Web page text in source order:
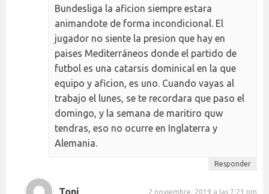
Bundesliga la aficion siempre estara
animandote de forma incondicional. El
jugador no siente la presion que hay en
paises Mediterráneos donde el partido de
futbol es una catarsis dominical en la que
equipo y aficion, es uno. Cuando vayas al
trabajo el lunes, se te recordara que paso el
domingo, y la semana de maritiro quw
tendras, eso no ocurre en Inglaterra y
Alemania.
Responder
Toni 2 noviembre, 2019 a las 7:23 pm